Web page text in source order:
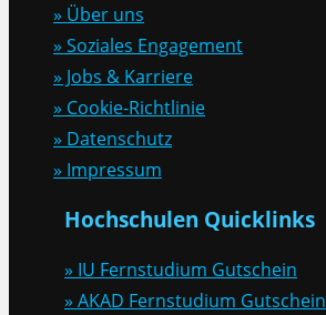
» Über uns
» Soziales Engagement
» Jobs & Karriere
» Cookie-Richtlinie
» Datenschutz
» Impressum
Hochschulen Quicklinks
» IU Fernstudium Gutschein
» AKAD Fernstudium Gutschein